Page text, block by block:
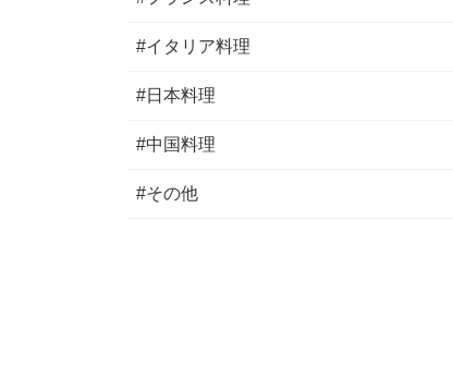
#イタリア料理
#日本料理
#中国料理
#その他